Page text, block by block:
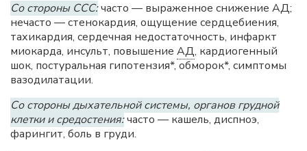
Со стороны ССС:часто — выраженное снижение АД;
нечасто — стенокардия, ощущение сердцебиения,
тахикардия, сердечная недостаточность, инфаркт
миокарда, инсульт, повышение АД, кардиогенный
шок, постуральная гипотензия*, обморок*, симптомы
вазодилатации.
Со стороны дыхательной системы, органов грудной
клетки и средостения:часто — кашель, диспноэ,
фарингит, боль в груди.